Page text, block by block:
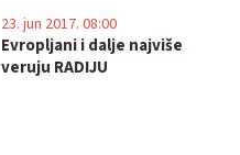
Evropljani i dalje najviše
veruju RADIJU
23. jun 2017. 08:00